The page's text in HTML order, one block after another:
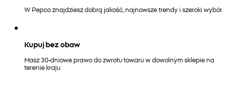
W Pepco znajdziesz dobrą jakość, najnowsze trendy i szeroki wybór.
Kupuj bez obaw
Masz 30-dniowe prawo do zwrotu towaru w dowolnym sklepie na
terenie kraju.